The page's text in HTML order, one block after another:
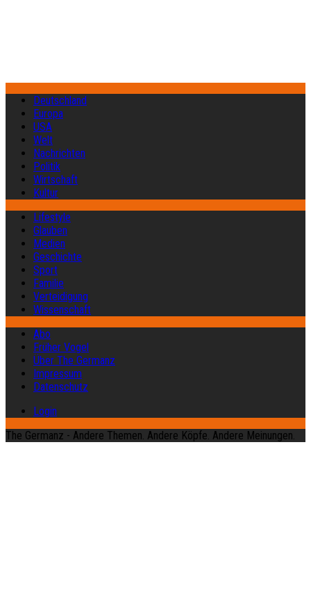
Deutschland
Europa
USA
Welt
Nachrichten
Politik
Wirtschaft
Kultur
Lifestyle
Glauben
Medien
Geschichte
Sport
Familie
Verteidigung
Wissenschaft
Abo
Früher Vogel
Über The Germanz
Impressum
Datenschutz
Login
The Germanz - Andere Themen. Andere Köpfe. Andere Meinungen.